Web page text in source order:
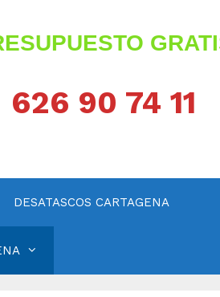
626 90 74 11
DESATASCOS CARTAGENA